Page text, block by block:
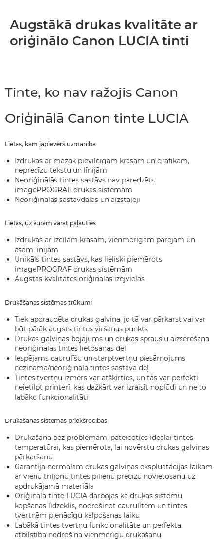
Augstākā drukas kvalitāte ar
oriģinālo Canon LUCIA tinti
Tinte, ko nav ražojis Canon
Oriģinālā Canon tinte LUCIA
Lietas, kam jāpievērš uzmanība
Izdrukas ar mazāk pievilcīgām krāsām un grafikām,
neprecīzu tekstu un līnijām
Neoriģinālās tintes sastāvs nav paredzēts
imagePROGRAF drukas sistēmām
Neoriģinālas sastāvdaļas un aizstājēji
Lietas, uz kurām varat paļauties
Izdrukas ar izcilām krāsām, vienmērīgām pārejām un
asām līnijām
Unikāls tintes sastāvs, kas lieliski piemērots
imagePROGRAF drukas sistēmām
Augstas kvalitātes oriģinālās izejvielas
Drukāšanas sistēmas trūkumi
Tiek apdraudēta drukas galviņa, jo tā var pārkarst vai var
būt pārāk augsts tintes viršanas punkts
Drukas galviņas bojājums un drukas sprauslu aizsērēšana
neoriģinālās tintes lietošanas dēļ
Iespējams caurulīšu un starptvertņu piesārņojums
nezināma/neoriģināla tintes sastāva dēļ
Tintes tvertņu izmērs var atšķirties, un tās var perfekti
neietilpt printerī, kas dažkārt var izraisīt noplūdi un ne to
labāko funkcionalitāti
Drukāšanas sistēmas priekšrocības
Drukāšana bez problēmām, pateicoties ideālai tintes
temperatūrai, kas piemērota, lai novērstu drukas galviņas
pārkaršanu
Garantija normālam drukas galviņas ekspluatācijas laikam
ar vienu triljonu tintes pilienu precīzu novietošanu uz
apdrukājamā materiāla
Oriģinālā tinte LUCIA darbojas kā drukas sistēmu
kopšanas līdzeklis, nodrošinot caurulītēm un tintes
tvertnēm pienācīgu kalpošanas laiku
Labākā tintes tvertņu funkcionalitāte un perfekta
atbilstība nodrošina vienmērīgu drukāšanu